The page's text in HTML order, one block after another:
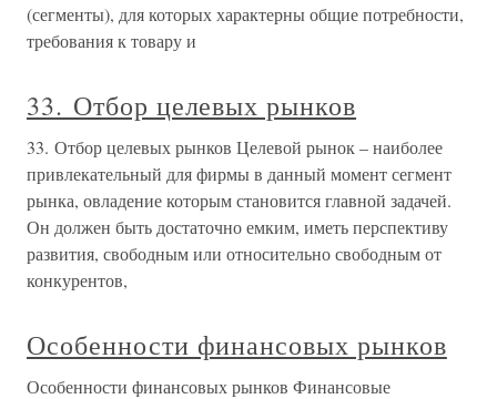
(сегменты), для которых характерны общие потребности,
требования к товару и
33. Отбор целевых рынков
33. Отбор целевых рынков Целевой рынок – наиболее
привлекательный для фирмы в данный момент сегмент
рынка, овладение которым становится главной задачей.
Он должен быть достаточно емким, иметь перспективу
развития, свободным или относительно свободным от
конкурентов,
Особенности финансовых рынков
Особенности финансовых рынков Финансовые